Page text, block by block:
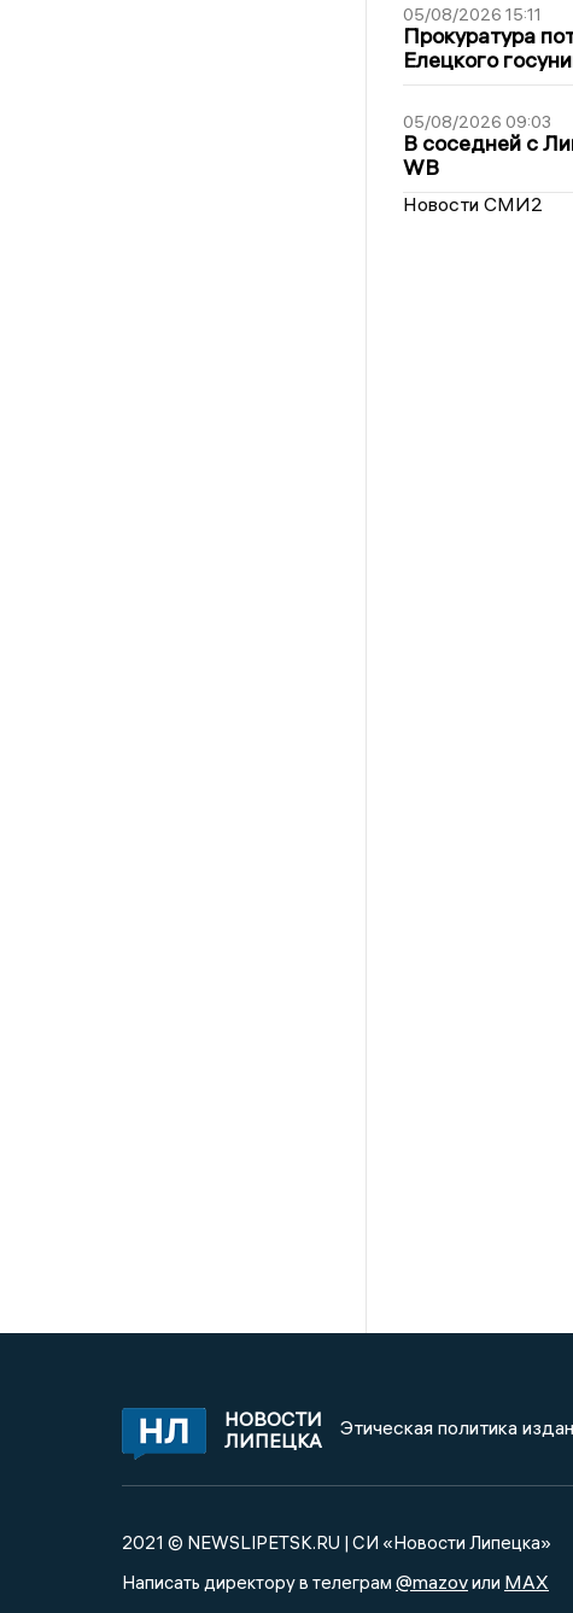
05/08/2026 15:11
Прокуратура
Елецкого
05/08/2026 09:03
В соседней с
WB
Новости СМИ2
НОВОСТИ
ЛИПЕЦКА
Этическая политика
2021 © NEWSLIPETSK.RU | СИ «Новости Липецка»
Написать директору в телеграм @mazovили MAX